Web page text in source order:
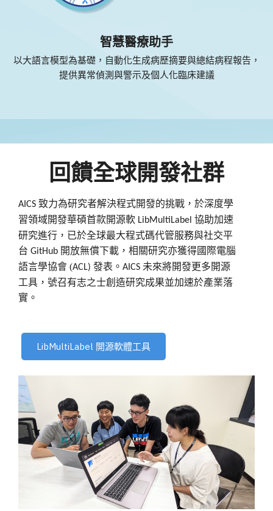
智慧醫療助手
以大語言模型為基礎，自動化生成病歷摘要與總結病程報告，
提供異常偵測與警示及個人化臨床建議
回饋全球開發社群
AICS 致力為研究者解決程式開發的挑戰，於深度學
習領域開發華碩首款開源軟 LibMultiLabel 協助加速
研究進行，已於全球最大程式碼代管服務與社交平
台 GitHub 開放無償下載，相關研究亦獲得國際電腦
語言學協會 (ACL) 發表。 AICS 未來將開發更多開源
工具，號召有志之士創造研究成果並加速於產業落
實。
LibMultiLabel 開源軟體工具